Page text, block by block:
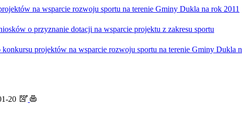
na wsparcie rozwoju sportu na terenie Gminy Dukla na rok 2011
o przyznanie dotacji na wsparcie projektu z zakresu sportu
projektów na wsparcie rozwoju sportu na terenie Gminy Dukla
20